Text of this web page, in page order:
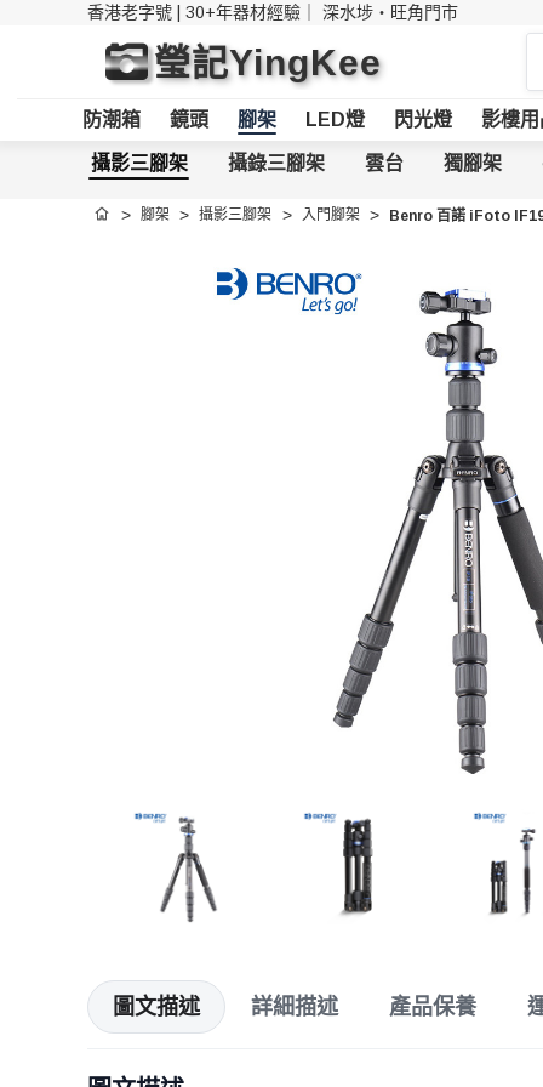
香港老字號 | 30+年器材經驗｜ 深水埗・旺角門市
瑩記YingKee
防潮箱 鏡頭 腳架 LED燈 閃光燈 影樓用
攝影三腳架 攝錄三腳架 雲台 獨腳架
首頁 腳架 攝影三腳架 入門腳架 Benro 百諾 iFoto
圖文描述 詳細描述 產品保養